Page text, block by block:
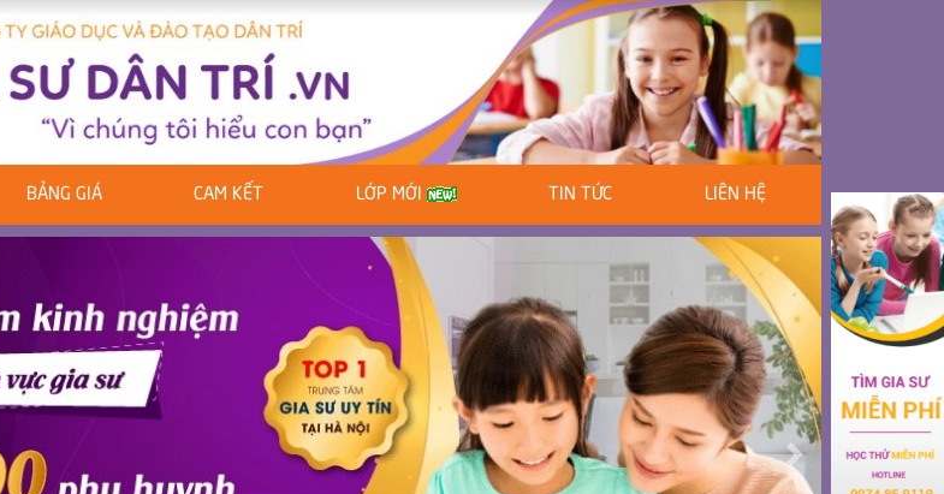
BẢNG GIÁ CAM KẾT LỚP MỚI TIN TỨC LIÊN HỆ
Next